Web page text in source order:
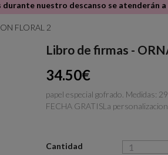
durante nuestro descanso se atenderán
FLORAL 2
Libro de firmas -
34.50€
papel especial gofrado. Medidas:
FECHA GRATISLa
Cantidad